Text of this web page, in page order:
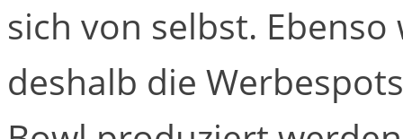
sich von selbst.
deshalb die